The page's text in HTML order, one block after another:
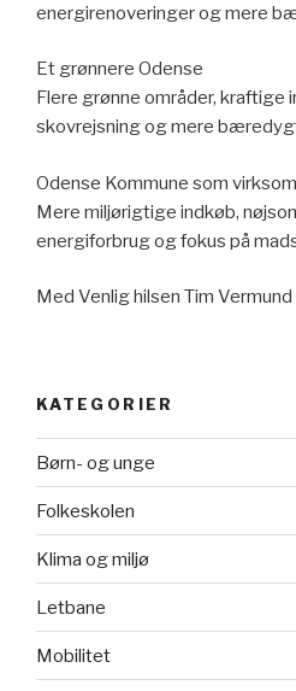
energirenoveringer og mere
Et grønnere Odense
Flere grønne områder, kraftige
skovrejsning og mere
Odense Kommune som
Mere miljørigtige indkøb,
energiforbrug og fokus på
Med Venlig hilsen Tim Vermund
KATEGORIER
Børn- og unge
Folkeskolen
Klima og miljø
Letbane
Mobilitet